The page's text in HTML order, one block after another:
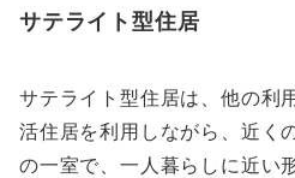
サテライト型住居
サテライト型住居は、他の利
活住居を利用しながら、近く
の一室で、一人暮らしに近い